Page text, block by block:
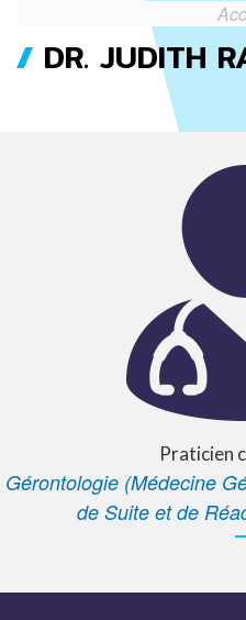
DR. JUDITH
Praticien
Gérontologie (Médecine
de Suite et de